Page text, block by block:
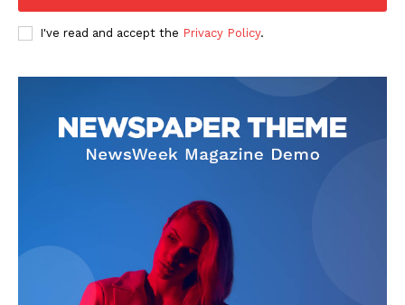
I've read and accept the Privacy Policy.